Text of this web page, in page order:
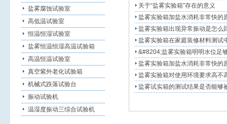
盐雾腐蚀试验室
高低温试验室
恒温恒湿试验室
盐雾恒温恒湿高温试验箱
高温恒温试验室
真空紫外老化试验箱
机械式跌落试验台
振动试验机
温湿度振动三综合试验机
关于“盐雾实验箱”存在的意义
盐雾实验箱加盐水消耗非常快的
盐雾实验箱出现异常振动是怎么
盐雾实验箱在家庭装修材料测试
&#8204;盐雾实验箱明明水位足
盐雾实验箱加盐水消耗非常快的
盐雾实验箱对使用环境要求高不
盐雾试实箱的测试结果是否能够